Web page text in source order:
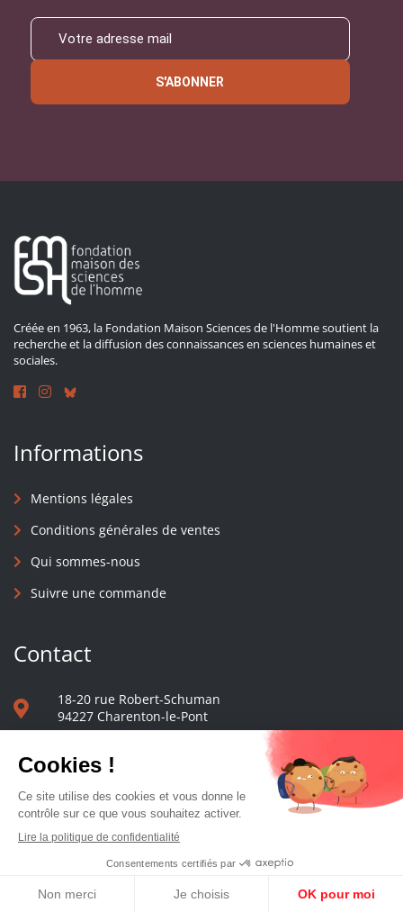
S'ABONNER
Créée en 1963, la Fondation Maison Sciences de l'Homme soutient la
recherche et la diffusion des connaissances en sciences humaines et
sociales.
Informations
Mentions légales
Conditions générales de ventes
Qui sommes-nous
Suivre une commande
Contact
18-20 rue Robert-Schuman
94227 Charenton-le-Pont